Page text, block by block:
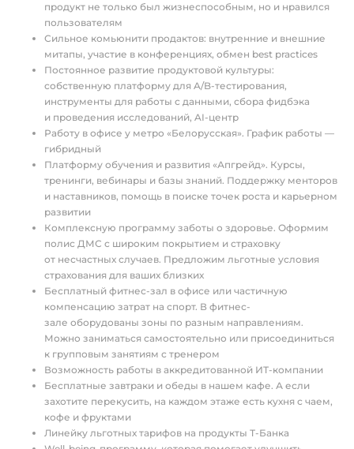
продукт не только был жизнеспособным, но и нравился
пользователям
Сильное комьюнити продактов: внутренние и внешние
митапы, участие в конференциях, обмен best practices
Постоянное развитие продуктовой культуры:
собственную платформу для A/B-тестирования,
инструменты для работы с данными, сбора фидбэка
и проведения исследований, AI-центр
Работу в офисе у метро «Белорусская». График работы —
гибридный
Платформу обучения и развития «Апгрейд». Курсы,
тренинги, вебинары и базы знаний. Поддержку менторов
и наставников, помощь в поиске точек роста и карьерном
развитии
Комплексную программу заботы о здоровье. Оформим
полис ДМС с широким покрытием и страховку
от несчастных случаев. Предложим льготные условия
страхования для ваших близких
Бесплатный фитнес-зал в офисе или частичную
компенсацию затрат на спорт. В фитнес-
зале оборудованы зоны по разным направлениям.
Можно заниматься самостоятельно или присоединиться
к групповым занятиям с тренером
Возможность работы в аккредитованной ИТ-компании
Бесплатные завтраки и обеды в нашем кафе. А если
захотите перекусить, на каждом этаже есть кухня с чаем,
кофе и фруктами
Линейку льготных тарифов на продукты Т-Банка